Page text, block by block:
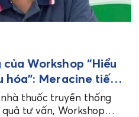
Workshop “Hiểu
hóa”: Meracine tiếp
đồng hành cùng
thuốc truyền thống
tư vấn, Workshop